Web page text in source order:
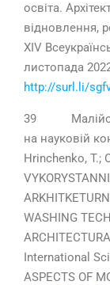
освіта.
відновлення,
ХІV
листопада
http://surl.li/
39
на науковій
Hrinchenko, T.;
WASHING
International
ASPECTS OF